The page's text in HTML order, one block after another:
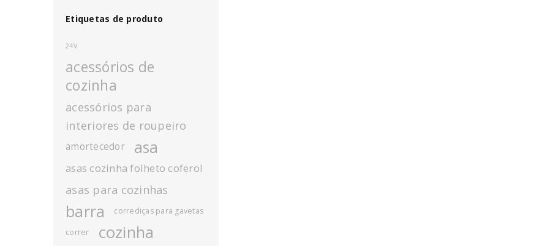
Etiquetas de produto
24V
acessórios de
cozinha
acessórios para
interiores de roupeiro
amortecedor asa
asas cozinha folheto coferol
asas para cozinhas
barra corrediças para gavetas
correr cozinha